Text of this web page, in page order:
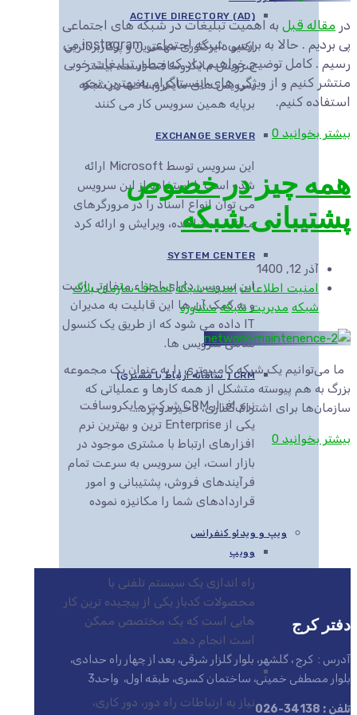
ACTIVE DIRECTORY (AD)
اکتیو دایرکتوری مهمترین و پرکاربردترین
سرویس مایکروسافت است، بیشتر
سرویس های مایکروسافت در شبکه
برپایه همین سرویس کار می کنند
EXCHANGE SERVER
این سرویس توسط Microsoft ارائه
شده است با استفاده از این سرویس
می توان انواع اسناد را در مرورگرهای
مختلف مشاهده، ویرایش و ارائه کرد
SYSTEM CENTER
این سرویس دارای اجزاء متفاوتی است
و به کمک آن ها این قابلیت به مدیران
IT داده می شود که از طریق یک کنسول
تمامی سرویس ها.
CRM ( سامانه ارتباط با مشتری)
نرم افزار CRM شرکت مایکروسافت
یکی از Enterprise ترین و بهترین نرم
افزارهای ارتباط با مشتری موجود در
بازار است، این سرویس به سرعت تمام
فرآیندهای فروش، پشتیبانی و امور
قراردادهای شما را مکانیزه نموده
ویپ و ویدئو کنفرانس
وویپ
راه اندازی یک سیستم تلفنی با
محصولات کدباز یکی از پیچیده ترین کار
هایی است که یک مختصص ممکن
است انجام دهد
ویدیو کنفرانس SKYPE
نیاز به ارتباطات راه دور، دور کاری،
در مقاله قبل به اهمیت تبلیغات در شبکه های اجتماعی
پی بردیم . حالا به بررسی شبکه اجتماعی instagram می
رسیم . کامل توضیح خواهیم داد که چطور تبلیغات خوبی
منتشر کنیم و از ویژگی های اینستاگرام به بهترین نحو
استفاده کنیم.
بیشتر بخوانید 0
همه چیز در خصوص
پشتیبانی شبکه
آذر 12, 1400
امنیت اطلاعات امنیت شبکه اهداف سازمان بلاگ
شبکه مدیریت شبکه مشاوره
ما می‌توانیم یک شبکه کامپیوتری را به عنوان یک مجموعه
بزرگ به هم پیوسته متشکل از همه کارها و عملیاتی که
سازمان‌ها برای اشتراک‌گذاری، ذخیره و پرد...
بیشتر بخوانید 0
دفتر کرج
آدرس : کرج ، گلشهر، بلوار گلزار شرقی، بعد از چهار راه حدادی،
بلوار مصطفی خمینی، ساختمان کسری، طبقه اول، واحد3
تلفن : 34138-026